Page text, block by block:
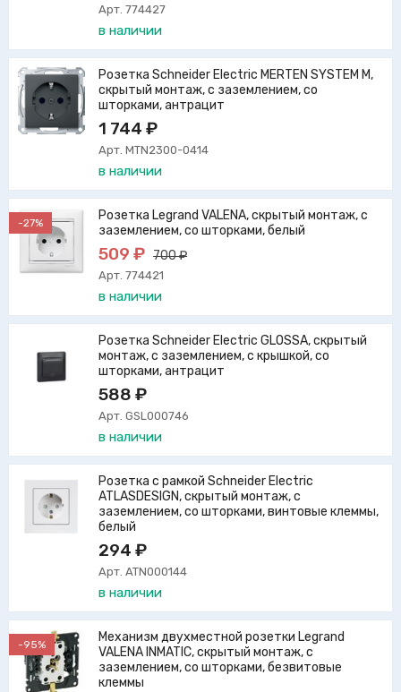
Арт. 774427
в наличии
Розетка Schneider Electric MERTEN SYSTEM M,
скрытый монтаж, с заземлением, со
шторками, антрацит
1 744 ₽
Арт. MTN2300-0414
в наличии
-27%
Розетка Legrand VALENA, скрытый монтаж, с
заземлением, со шторками, белый
509 ₽ 700 ₽
Арт. 774421
в наличии
Розетка Schneider Electric GLOSSA, скрытый
монтаж, с заземлением, с крышкой, со
шторками, антрацит
588 ₽
Арт. GSL000746
в наличии
Розетка с рамкой Schneider Electric
ATLASDESIGN, скрытый монтаж, с
заземлением, со шторками, винтовые клеммы,
белый
294 ₽
Арт. ATN000144
в наличии
-95%
Механизм двухместной розетки Legrand
VALENA INMATIC, скрытый монтаж, с
заземлением, со шторками, безвитовые
клеммы